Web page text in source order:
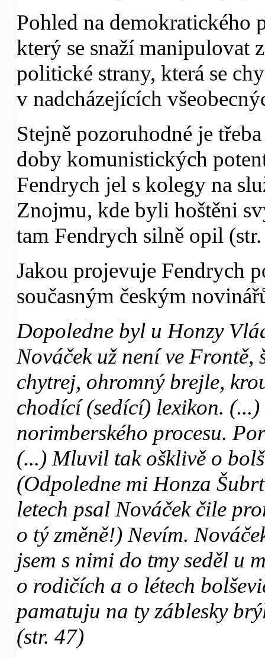
Pohled na demokratického
který se snaží manipulovat
politické strany, která se
v nadcházejících
Stejně pozoruhodné je
doby komunistických
Fendrych jel s kolegy na
Znojmu, kde byli hoštěni
tam Fendrych silně opil
Jakou projevuje Fendrych
současným českým
Dopoledne byl u Honzy
Nováček už není ve Frontě,
chytrej, ohromný brejle,
chodící (sedící) lexikon.
norimberského procesu.
(...) Mluvil tak ošklivě o
(Odpoledne mi Honza
letech psal Nováček čile
o tý změně!) Nevím.
jsem s nimi do tmy seděl u
o rodičích a o létech
pamatuju na ty záblesky
(str. 47)